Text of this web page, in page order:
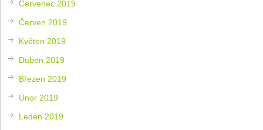
Červenec 2019
Červen 2019
Květen 2019
Duben 2019
Březen 2019
Únor 2019
Leden 2019